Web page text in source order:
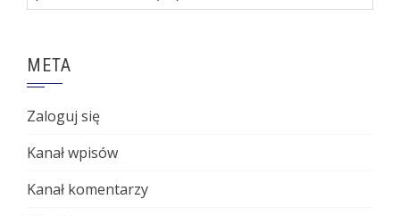
META
Zaloguj się
Kanał wpisów
Kanał komentarzy